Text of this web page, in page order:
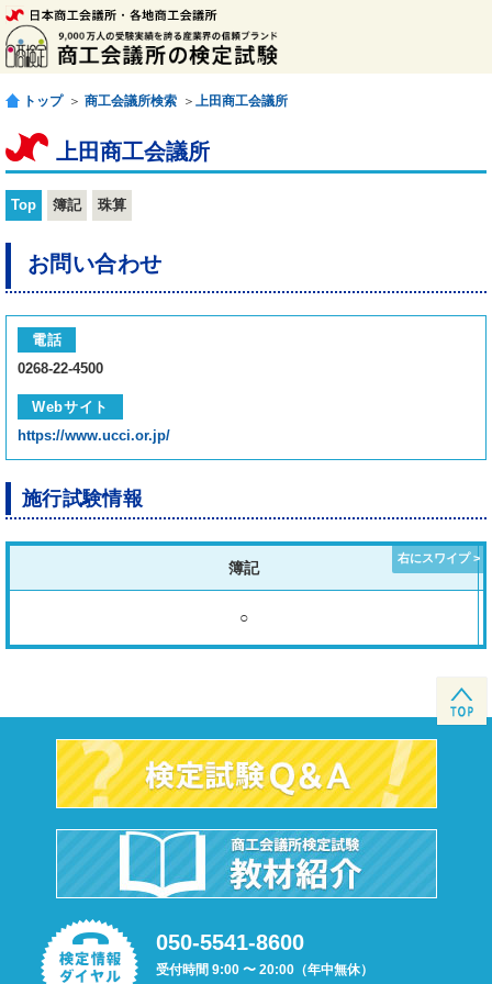
トップ ＞ 商工会議所検索 ＞ 上田商工会議所
上田商工会議所
Top 簿記 珠算
お問い合わせ
電話
0268-22-4500
Webサイト
https://www.ucci.or.jp/
施行試験情報
簿記
○
050-5541-8600
受付時間 9:00 〜 20:00（年中無休）